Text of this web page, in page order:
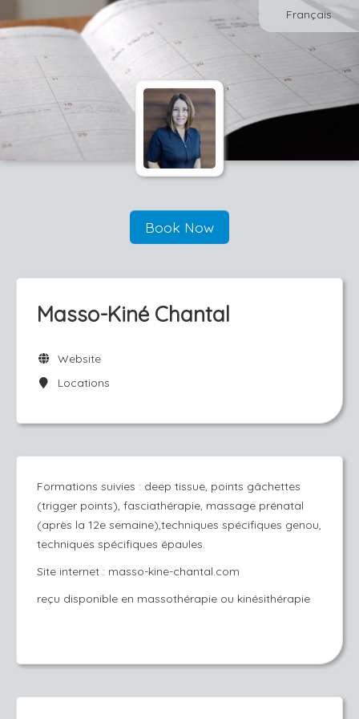
Français
Book Now
Masso-Kiné Chantal
Website
Locations
Formations suivies : deep tissue, points gâchettes
(trigger points), fasciathérapie, massage prénatal
(après la 12e semaine),techniques spécifiques genou,
techniques spécifiques épaules.
Site internet : masso-kine-chantal.com
reçu disponible en massothérapie ou kinésithérapie